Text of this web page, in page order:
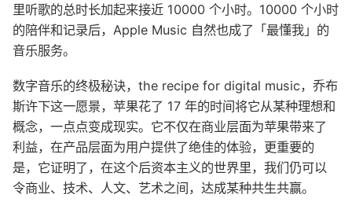
里听歌的总时长加起来接近 10000 个小时。10000 个小时
的陪伴和记录后，Apple Music 自然也成了「最懂我」的
音乐服务。
数字音乐的终极秘诀，the recipe for digital music，乔布
斯许下这一愿景，苹果花了 17 年的时间将它从某种理想和
概念，一点点变成现实。它不仅在商业层面为苹果带来了
利益，在产品层面为用户提供了绝佳的体验，更重要的
是，它证明了，在这个后资本主义的世界里，我们仍可以
令商业、技术、人文、艺术之间，达成某种共生共赢。